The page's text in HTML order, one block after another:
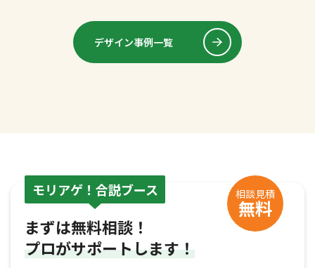
デザイン事例一覧
モリアゲ！合説ブース 相談見積
無料
まずは無料相談！
プロがサポートします！